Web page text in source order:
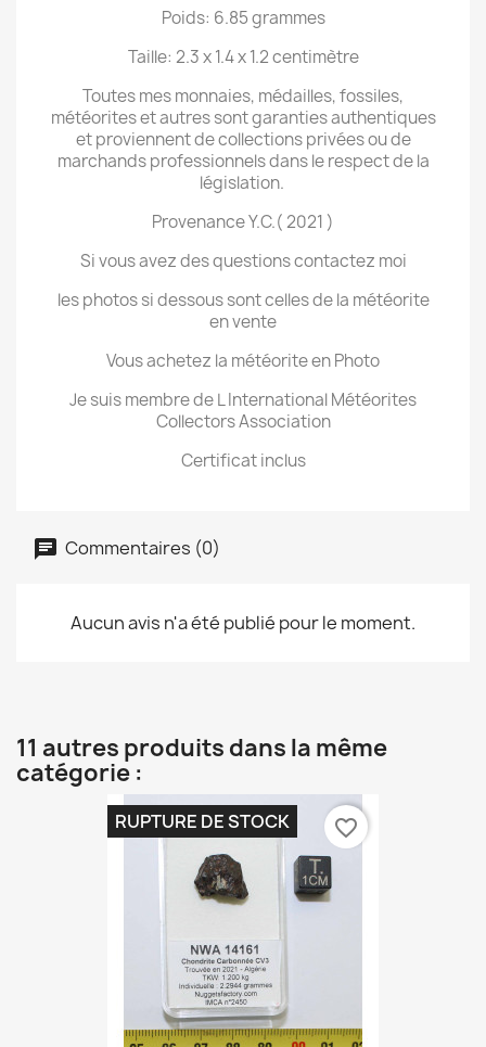
Poids: 6.85 grammes
Taille: 2.3 x 1.4 x 1.2 centimètre
Toutes mes monnaies, médailles, fossiles,
météorites et autres sont garanties authentiques
et proviennent de collections privées ou de
marchands professionnels dans le respect de la
législation.
Provenance Y.C.( 2021 )
Si vous avez des questions contactez moi
les photos si dessous sont celles de la météorite
en vente
Vous achetez la météorite en Photo
Je suis membre de L International Météorites
Collectors Association
Certificat inclus
Commentaires (0)
Aucun avis n'a été publié pour le moment.
11 autres produits dans la même
catégorie :
RUPTURE DE STOCK favorite_border